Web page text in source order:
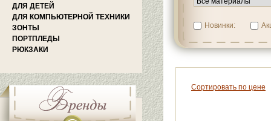
ДЛЯ ДЕТЕЙ
ДЛЯ КОМПЬЮТЕРНОЙ ТЕХНИКИ
ЗОНТЫ
ПОРТПЛЕДЫ
РЮКЗАКИ
Новинки:
Сортировать по цене